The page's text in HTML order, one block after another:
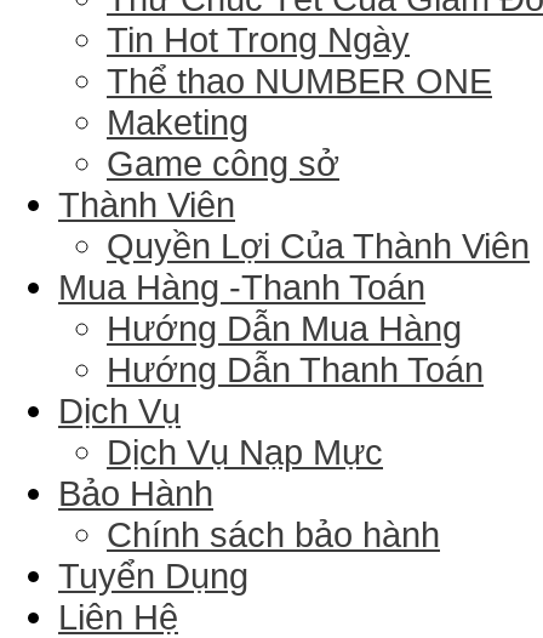
Tin Hot Trong Ngày
Thể thao NUMBER ONE
Maketing
Game công sở
Thành Viên
Quyền Lợi Của Thành Viên
Mua Hàng -Thanh Toán
Hướng Dẫn Mua Hàng
Hướng Dẫn Thanh Toán
Dịch Vụ
Dịch Vụ Nạp Mực
Bảo Hành
Chính sách bảo hành
Tuyển Dụng
Liên Hệ